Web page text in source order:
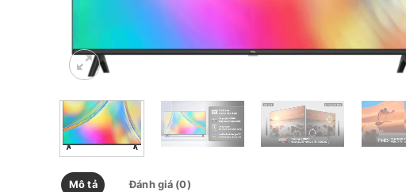
Mô tả Đánh giá (0)